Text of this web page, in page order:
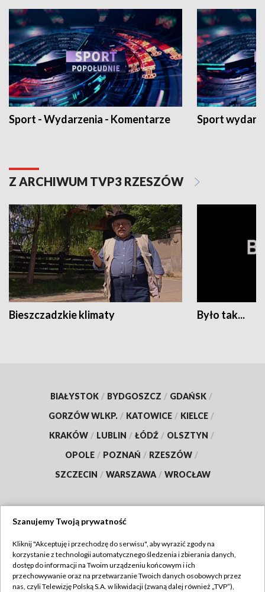
Sport - Wydarzenia - Komentarze Sport
Z ARCHIWUM TVP3 RZESZÓW
Bieszczadzkie klimaty Było tak...
BIAŁYSTOK / BYDGOSZCZ / GDAŃSK /
GORZÓW WLKP. / KATOWICE / KIELCE /
KRAKÓW / LUBLIN / ŁÓDŹ / OLSZTYN /
OPOLE / POZNAŃ / RZESZÓW /
SZCZECIN / WARSZAWA / WROCŁAW
TVP
Abonament TVP
Regulamin TVP
Szanujemy Twoją prywatność
Kliknij "Akceptuję i przechodzę do serwisu", aby wyrazić zgody na
korzystanie z technologii automatycznego śledzenia i zbierania danych,
dostęp do informacji na Twoim urządzeniu końcowym i ich
przechowywanie oraz na przetwarzanie Twoich danych osobowych przez
nas, czyli Telewizję Polską S.A. w likwidacji (zwaną dalej również „TVP”),